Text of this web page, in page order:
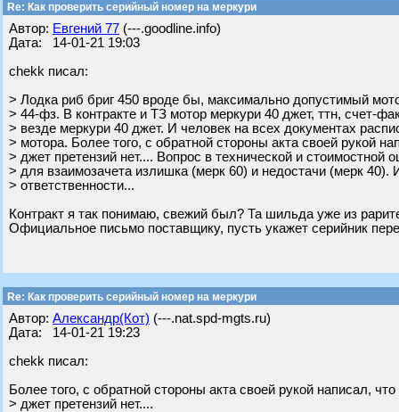
Re: Как проверить серийный номер на меркури
Автор: Евгений 77 (---.goodline.info)
Дата: 14-01-21 19:03
chekk писал:
> Лодка риб бриг 450 вроде бы, максимально допустимый
> 44-фз. В контракте и ТЗ мотор меркури 40 джет, ттн, счет-
> везде меркури 40 джет. И человек на всех документах
> мотора. Более того, с обратной стороны акта своей рукой
> джет претензий нет.... Вопрос в технической и стоимостной
> для взаимозачета излишка (мерк 60) и недостачи (мерк 40).
> ответственности...
Контракт я так понимаю, свежий был? Та шильда уже из
Официальное письмо поставщику, пусть укажет серийник
Re: Как проверить серийный номер на меркури
Автор: Александр(Кот) (---.nat.spd-mgts.ru)
Дата: 14-01-21 19:23
chekk писал:
Более того, с обратной стороны акта своей рукой написал,
> джет претензий нет....